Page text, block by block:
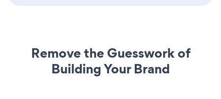
Remove the Guesswork of
Building Your Brand